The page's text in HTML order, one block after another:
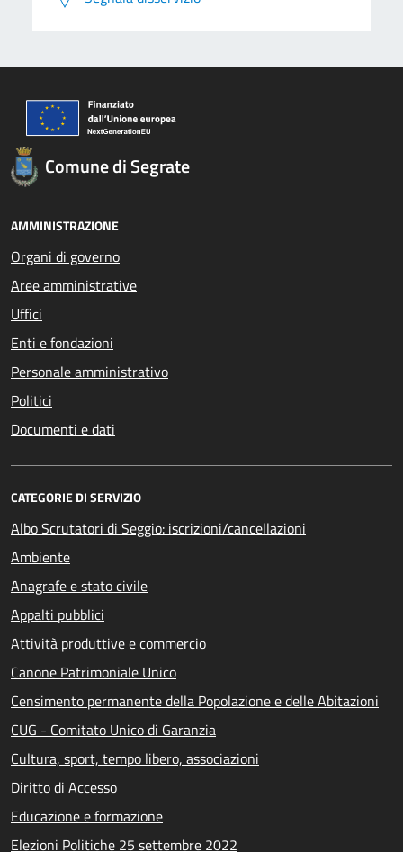
Comune di Segrate
AMMINISTRAZIONE
Organi di governo
Aree amministrative
Uffici
Enti e fondazioni
Personale amministrativo
Politici
Documenti e dati
CATEGORIE DI SERVIZIO
Albo Scrutatori di Seggio: iscrizioni/cancellazioni
Ambiente
Anagrafe e stato civile
Appalti pubblici
Attività produttive e commercio
Canone Patrimoniale Unico
Censimento permanente della Popolazione e delle Abitazioni
CUG - Comitato Unico di Garanzia
Cultura, sport, tempo libero, associazioni
Diritto di Accesso
Educazione e formazione
Elezioni Politiche 25 settembre 2022